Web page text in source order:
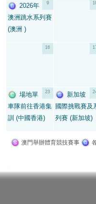
9
2026年
澳洲跳水系列賽
(澳洲 )
16
23
場地單
車隊前往香港集
訓 (中國香港)
新加坡
國際挑戰賽及
列賽 (新加坡)
澳門舉辦體育競技賽事